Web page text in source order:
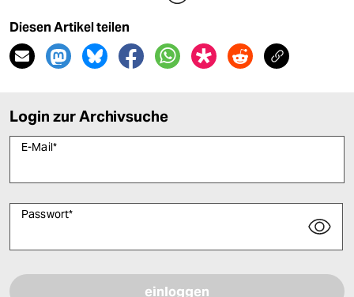
Diesen Artikel teilen
Login zur Archivsuche
E-Mail*
Passwort*